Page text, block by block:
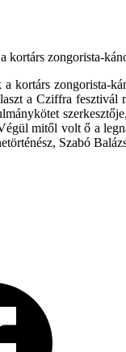
zongorista-
kortárs zongorista-
a Cziffra fesztivál
mitől volt ő a
Szabó